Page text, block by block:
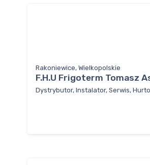
Rakoniewice, Wielkopolskie
F.H.U Frigoterm Tomasz
Dystrybutor, Instalator, Serwis,